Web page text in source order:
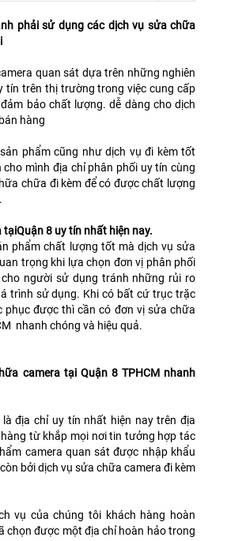
phải sử dụng các dịch vụ sửa chữa
quan sát dựa trên những nghiên
tín trên thị trường trong việc cung cấp
bảo chất lượng. dễ dàng cho dịch
hàng
phẩm cũng như dịch vụ đi kèm tốt
mình địa chỉ phân phối uy tín cùng
chữa đi kèm để có được chất lượng
8 uy tín nhất hiện nay.
phẩm chất lượng tốt mà dịch vụ sửa
trọng khi lựa chọn đơn vị phân phối
người sử dụng tránh những rủi ro
trình sử dụng. Khi có bất cứ trục trặc
phục được thì cần có đơn vị sửa chữa
nhanh chóng và hiệu quả.
camera tại Quận 8 TPHCM nhanh
địa chỉ uy tín nhất hiện nay trên địa
từ khắp mọi nơi tin tưởng hợp tác
camera quan sát được nhập khẩu
bởi dịch vụ sửa chữa camera đi kèm
vụ của chúng tôi khách hàng hoàn
chọn được một địa chỉ hoàn hảo trong